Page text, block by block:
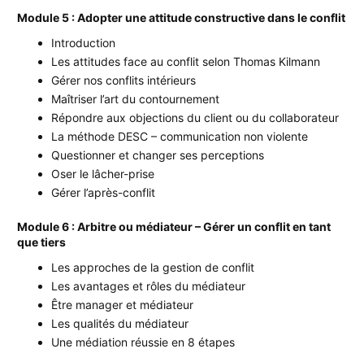
Module 5 : Adopter une attitude constructive dans le conflit
Introduction
Les attitudes face au conflit selon Thomas Kilmann
Gérer nos conflits intérieurs
Maîtriser l’art du contournement
Répondre aux objections du client ou du collaborateur
La méthode DESC – communication non violente
Questionner et changer ses perceptions
Oser le lâcher-prise
Gérer l’après-conflit
Module 6 : Arbitre ou médiateur – Gérer un conflit en tant
que tiers
Les approches de la gestion de conflit
Les avantages et rôles du médiateur
Être manager et médiateur
Les qualités du médiateur
Une médiation réussie en 8 étapes